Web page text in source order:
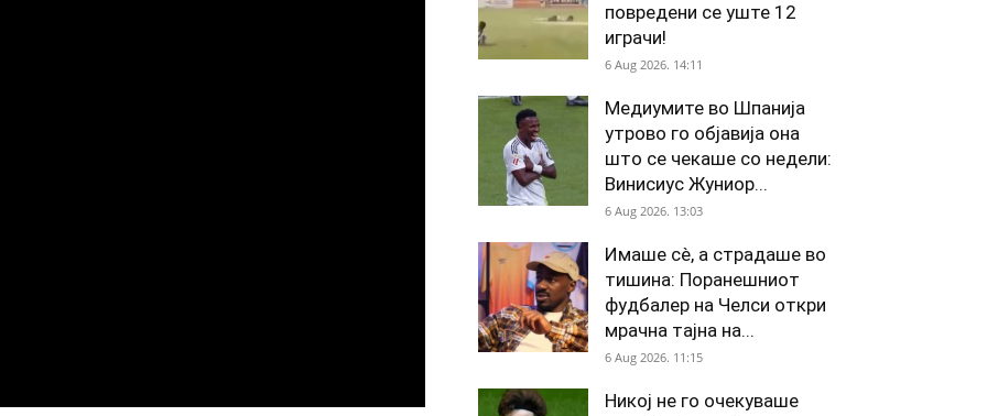
повредени се уште 12
играчи!
6 Aug 2026. 14:11
Медиумите во Шпанија
утрово го објавија она
што се чекаше со недели:
Винисиус Жуниор...
6 Aug 2026. 13:03
Имаше сè, а страдаше во
тишина: Поранешниот
фудбалер на Челси откри
мрачна тајна на...
6 Aug 2026. 11:15
Никој не го очекуваше